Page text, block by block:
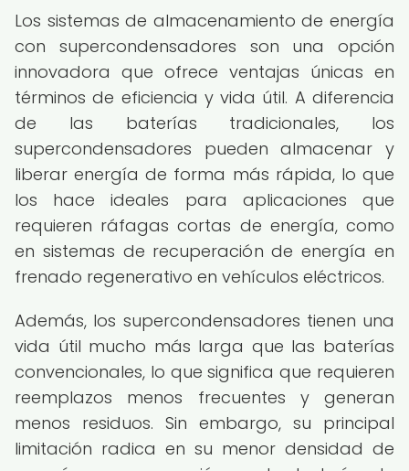
Los sistemas de almacenamiento de energía
con supercondensadores son una opción
innovadora que ofrece ventajas únicas en
términos de eficiencia y vida útil. A diferencia
de las baterías tradicionales, los
supercondensadores pueden almacenar y
liberar energía de forma más rápida, lo que
los hace ideales para aplicaciones que
requieren ráfagas cortas de energía, como
en sistemas de recuperación de energía en
frenado regenerativo en vehículos eléctricos.
Además, los supercondensadores tienen una
vida útil mucho más larga que las baterías
convencionales, lo que significa que requieren
reemplazos menos frecuentes y generan
menos residuos. Sin embargo, su principal
limitación radica en su menor densidad de